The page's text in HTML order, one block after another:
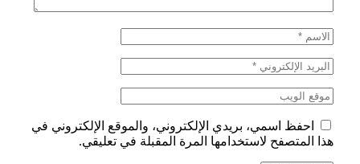
احفظ اسمي، بريدي الإلكتروني، والموقع الإلكتروني في
هذا المتصفح لاستخدامها المرة المقبلة في تعليقي.